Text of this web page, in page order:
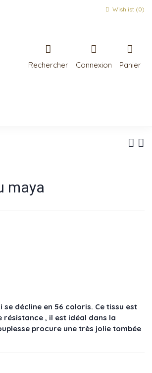
Wishlist (0)
Rechercher Connexion Panier
maya
décline en 56 coloris. Ce tissu est
résistance , il est idéal dans la
procure une très jolie tombée